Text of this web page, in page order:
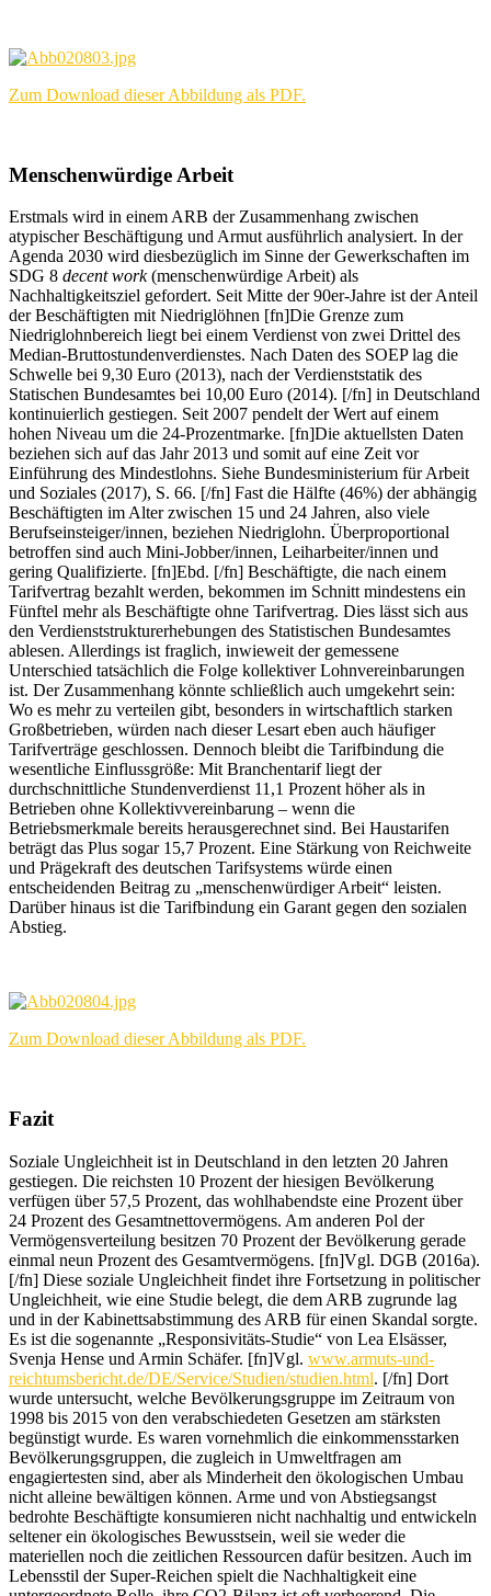
Zum Download dieser Abbildung als PDF.
Menschenwürdige Arbeit
Erstmals wird in einem ARB der Zusammenhang zwischen
atypischer Beschäftigung und Armut ausführlich analysiert. In der
Agenda 2030 wird diesbezüglich im Sinne der Gewerkschaften im
SDG 8 decent work(menschenwürdige Arbeit) als
Nachhaltigkeitsziel gefordert. Seit Mitte der 90er-Jahre ist der Anteil
der Beschäftigten mit Niedriglöhnen [fn]Die Grenze zum
Niedriglohnbereich liegt bei einem Verdienst von zwei Drittel des
Median-Bruttostundenverdienstes. Nach Daten des SOEP lag die
Schwelle bei 9,30 Euro (2013), nach der Verdienststatik des
Statischen Bundesamtes bei 10,00 Euro (2014). [/fn] in Deutschland
kontinuierlich gestiegen. Seit 2007 pendelt der Wert auf einem
hohen Niveau um die 24-Prozentmarke. [fn]Die aktuellsten Daten
beziehen sich auf das Jahr 2013 und somit auf eine Zeit vor
Einführung des Mindestlohns. Siehe Bundesministerium für Arbeit
und Soziales (2017), S. 66. [/fn] Fast die Hälfte (46%) der abhängig
Beschäftigten im Alter zwischen 15 und 24 Jahren, also viele
Berufseinsteiger/innen, beziehen Niedriglohn. Überproportional
betroffen sind auch Mini-Jobber/innen, Leiharbeiter/innen und
gering Qualifizierte. [fn]Ebd. [/fn] Beschäftigte, die nach einem
Tarifvertrag bezahlt werden, bekommen im Schnitt mindestens ein
Fünftel mehr als Beschäftigte ohne Tarifvertrag. Dies lässt sich aus
den Verdienststrukturerhebungen des Statistischen Bundesamtes
ablesen. Allerdings ist fraglich, inwieweit der gemessene
Unterschied tatsächlich die Folge kollektiver Lohnvereinbarungen
ist. Der Zusammenhang könnte schließlich auch umgekehrt sein:
Wo es mehr zu verteilen gibt, besonders in wirtschaftlich starken
Großbetrieben, würden nach dieser Lesart eben auch häufiger
Tarifverträge geschlossen. Dennoch bleibt die Tarifbindung die
wesentliche Einflussgröße: Mit Branchentarif liegt der
durchschnittliche Stundenverdienst 11,1 Prozent höher als in
Betrieben ohne Kollektivvereinbarung – wenn die
Betriebsmerkmale bereits herausgerechnet sind. Bei Haustarifen
beträgt das Plus sogar 15,7 Prozent. Eine Stärkung von Reichweite
und Prägekraft des deutschen Tarifsystems würde einen
entscheidenden Beitrag zu „menschenwürdiger Arbeit“ leisten.
Darüber hinaus ist die Tarifbindung ein Garant gegen den sozialen
Abstieg.
Zum Download dieser Abbildung als PDF.
Fazit
Soziale Ungleichheit ist in Deutschland in den letzten 20 Jahren
gestiegen. Die reichsten 10 Prozent der hiesigen Bevölkerung
verfügen über 57,5 Prozent, das wohlhabendste eine Prozent über
24 Prozent des Gesamtnettovermögens. Am anderen Pol der
Vermögensverteilung besitzen 70 Prozent der Bevölkerung gerade
einmal neun Prozent des Gesamtvermögens. [fn]Vgl. DGB (2016a).
[/fn] Diese soziale Ungleichheit findet ihre Fortsetzung in politischer
Ungleichheit, wie eine Studie belegt, die dem ARB zugrunde lag
und in der Kabinettsabstimmung des ARB für einen Skandal sorgte.
Es ist die sogenannte „Responsivitäts-Studie“ von Lea Elsässer,
Svenja Hense und Armin Schäfer. [fn]Vgl. www.armuts-und-
reichtumsbericht.de/DE/Service/Studien/studien.html. [/fn] Dort
wurde untersucht, welche Bevölkerungsgruppe im Zeitraum von
1998 bis 2015 von den verabschiedeten Gesetzen am stärksten
begünstigt wurde. Es waren vornehmlich die einkommensstarken
Bevölkerungsgruppen, die zugleich in Umweltfragen am
engagiertesten sind, aber als Minderheit den ökologischen Umbau
nicht alleine bewältigen können. Arme und von Abstiegsangst
bedrohte Beschäftigte konsumieren nicht nachhaltig und entwickeln
seltener ein ökologisches Bewusstsein, weil sie weder die
materiellen noch die zeitlichen Ressourcen dafür besitzen. Auch im
Lebensstil der Super-Reichen spielt die Nachhaltigkeit eine